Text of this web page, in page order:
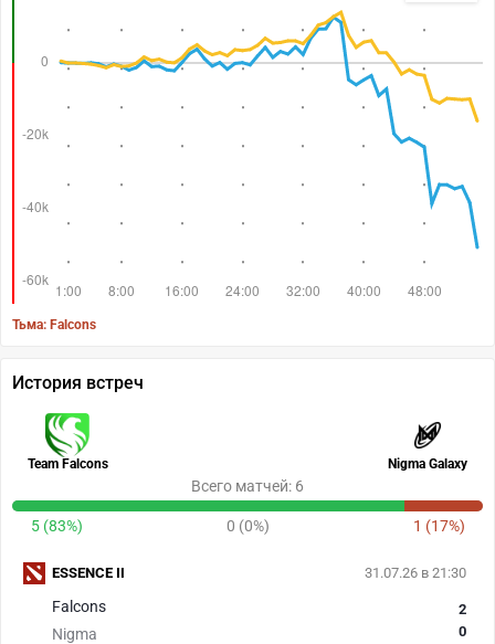
Тьма: Falcons
История встреч
Team Falcons Nigma Galaxy
Всего матчей: 6
5 (83%) 0 (0%) 1 (17%)
31.07.26 в 21:30
Falcons
Nigma
2
0
ESSENCE II